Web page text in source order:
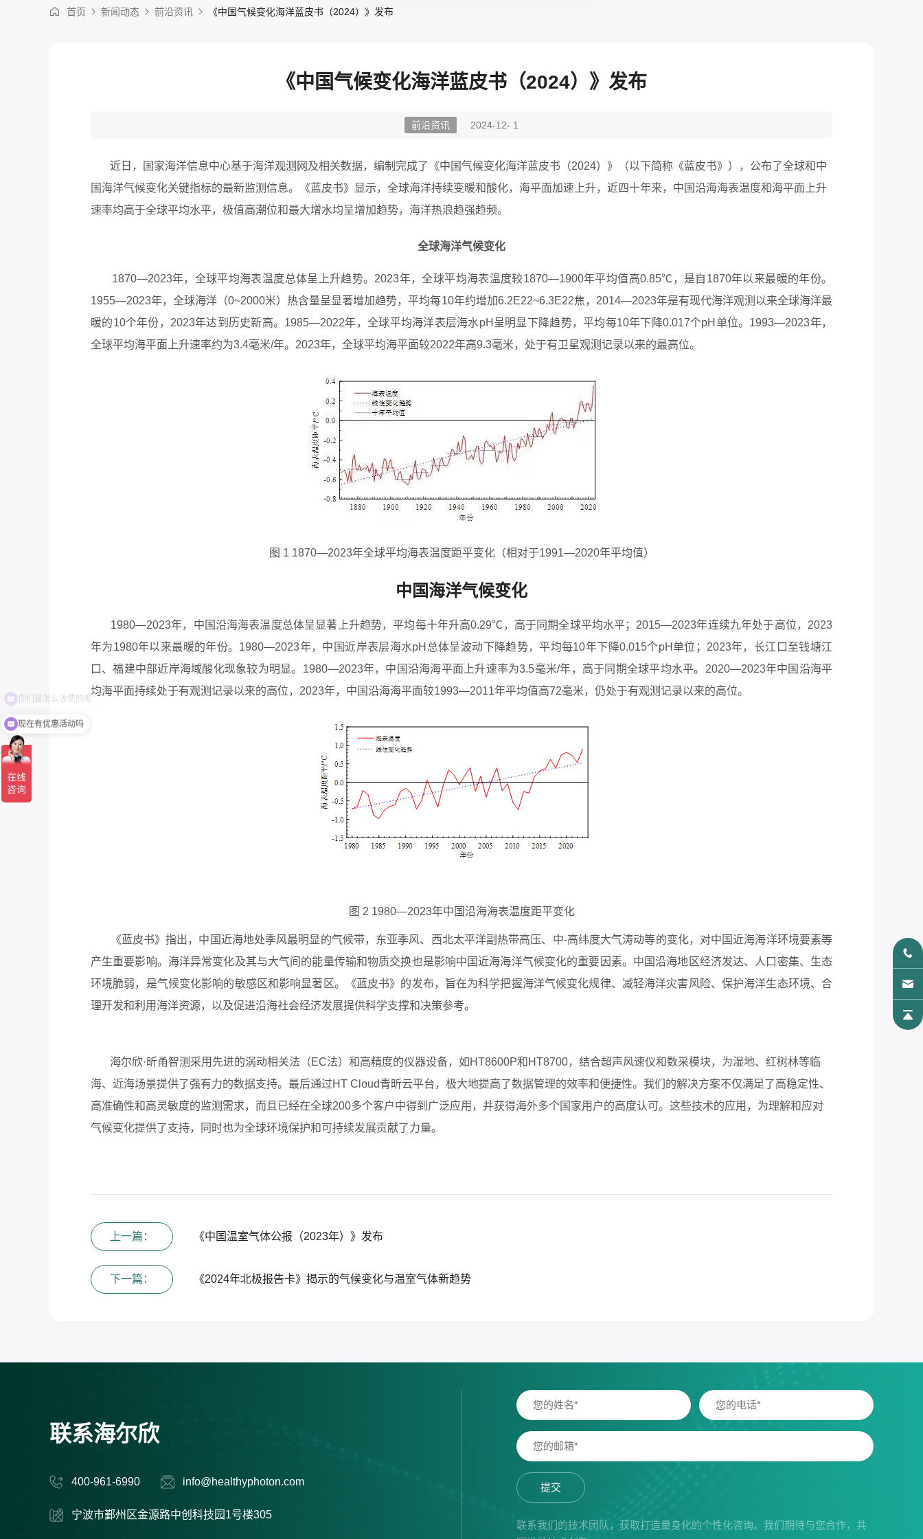
首页 新闻动态 前沿资讯 《中国气候变化海洋蓝皮书（2024）》发布
《中国气候变化海洋蓝皮书（2024）》发布
前沿资讯 2024-12- 1
近日， 国家海洋信息中心基于海洋观测网及相关数据，编制完成了《中国气候变化海洋蓝皮书（2024）》（以下简称《蓝皮书》），公布了全球和中
国海洋气候变化关键指标的最新监测信息。《蓝皮书》显示，全球海洋持续变暖和酸化，海平面加速上升，近四十年来，中国沿海海表温度和海平面上升
速率均高于全球平均水平，极值高潮位和最大增水均呈增加趋势，海洋热浪趋强趋频。
全球海洋气候变化
1870—2023年，全球平均海表温度总体呈上升趋势。2023年，全球平均海表温度较1870—1900年平均值高0.85℃，是自1870年以来最暖的年份。
1955—2023年，全球海洋（0~2000米）热含量呈显著增加趋势，平均每10年约增加6.2E22~6.3E22焦，2014—2023年是有现代海洋观测以来全球海洋最
暖的10个年份，2023年达到历史新高。1985—2022年，全球平均海洋表层海水pH呈明显下降趋势，平均每10年下降0.017个pH单位。1993—2023年，
全球平均海平面上升速率约为3.4毫米/年。2023年，全球平均海平面较2022年高9.3毫米，处于有卫星观测记录以来的最高位。
图 1 1870—2023年全球平均海表温度距平变化（相对于1991—2020年平均值）
中国海洋气候变化
1980—2023年，中国沿海海表温度总体呈显著上升趋势，平均每十年升高0.29℃，高于同期全球平均水平；2015—2023年连续九年处于高位，2023
年为1980年以来最暖的年份。1980—2023年，中国近岸表层海水pH总体呈波动下降趋势，平均每10年下降0.015个pH单位；2023年，长江口至钱塘江
口 、福建中部近岸海域酸化现象较为明显。1980—2023年，中国沿海海平面上升速率为3.5毫米/年，高于同期全球平均水平。2020—2023年中国沿海平
均海平面持续处于有观测记录以来的高位，2023年，中国沿海海平面较1993—2011年平均值高72毫米，仍处于有观测记录以来的高位。
图 2 1980—2023年中国沿海海表温度距平变化
《蓝皮书》指出，中国近海地处季风最明显的气候带，东亚季风、西北太平洋副热带高压、中-高纬度大气涛动等的变化，对中国近海海洋环境要素等
产生重要影响。海洋异常变化及其与大气间的能量传输和物质交换也是影响中国近海海洋气候变化的重要因素。中国沿海地区经济发达、人口密集、生态
环境脆弱，是气候变化影响的敏感区和影响显著区。《蓝皮书》的发布，旨在为科学把握海洋气候变化规律、减轻海洋灾害风险、保护海洋生态环境、合
理开发和利用海洋资源，以及促进沿海社会经济发展提供科学支撑和决策参考。
海尔欣·昕甬智测采用先进的涡动相关法（EC法）和高精度的仪器设备，如 HT8600P和 HT8700，结合超声风速仪和数采模块，为湿地、红树林等临
海、近海场景提供了强有力的数据支持。最后通过HT Cloud青昕云平台，极大地提高了数据管理的效率和便捷性。我们的解决方案不仅满足了高稳定性、
高准确性和高灵敏度的监测需求，而且已经在全球200多个客户中得到广泛应用，并获得海外多个国家用户的高度认可。这些技术的应用，为理解和应对
气候变化提供了支持，同时也为全球环境保护和可持续发展贡献了力量。
上一篇： 《中国温室气体公报（2023年）》发布
下一篇： 《2024年北极报告卡》揭示的气候变化与温室气体新趋势
联系海尔欣
400-961-6990 info@healthyphoton.com
宁波市鄞州区金源路中创科技园1号楼305
提交
联系我们的技术团队，获取打造量身化的个性化咨询。我们期待与您合作，共
现在有优惠活动吗